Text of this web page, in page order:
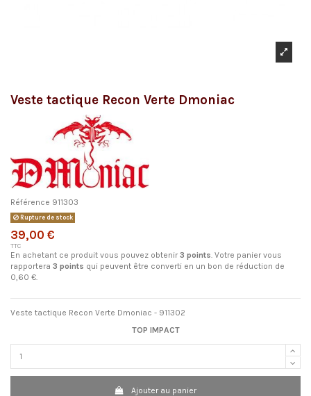
Veste tactique Recon Verte Dmoniac
Référence 911303
Rupture de stock
39,00 €
TTC
En achetant ce produit vous pouvez obtenir 3 points. Votre panier vous
rapportera 3 points qui peuvent être converti en un bon de réduction de
0,60 €.
Veste tactique Recon Verte Dmoniac - 911302
TOP IMPACT
Ajouter au panier